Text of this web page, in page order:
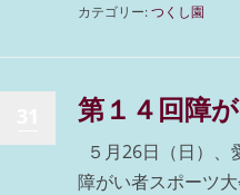
カテゴリー:つくし園
第１４回障
５月26日（日）
障がい者スポーツ